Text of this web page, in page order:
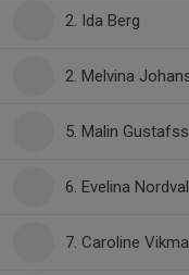
2. Ida Berg
2. Melvina
5. Malin
6. Evelina
7. Caroline